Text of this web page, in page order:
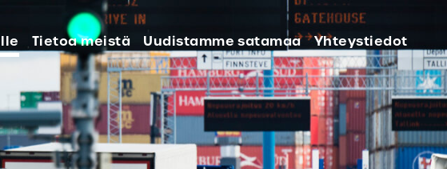
Tietoa meistä Uudistamme satamaa Yhteystiedot